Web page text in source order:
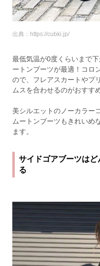
出典：https://cubki.jp/
最低気温が0度くらいまで
ートンブーツが最適！コロ
ので、フレアスカートやプ
ムスを合わせるのがおすす
美シルエットのノーカラー
ムートンブーツもきれいめ
ます。
サイドゴアブーツはど
る